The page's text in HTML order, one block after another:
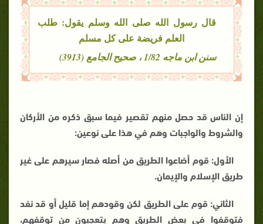
قال رسول الله صلى الله وسلم يقول: طلب
العلم فريضة على كل مسلم
سنن ابن ماجه 1/82 ، صحيح الجامع (3913)
إن الناس قد حصل منهم تقصير فيما سبق ذكره من الأركان
والشروط والواجبات وهم في هذا على نوعين:
الأول: قوم أضاعوا الطريق من أصله فصار سيرهم على غير
طريق الإسلام والإيمان.
الثاني: قوم على الطريق لكن وقودهم إما قليل أو قد نفد
فتوقفوا في بعض الطريق وهم يتعجبون من توقفهم،